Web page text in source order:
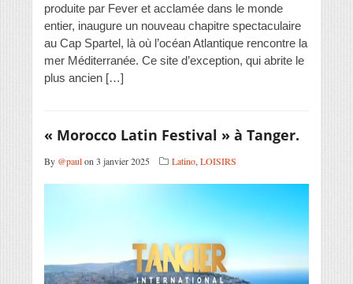
produite par Fever et acclamée dans le monde
entier, inaugure un nouveau chapitre spectaculaire
au Cap Spartel, là où l’océan Atlantique rencontre la
mer Méditerranée. Ce site d’exception, qui abrite le
plus ancien […]
« Morocco Latin Festival » à Tanger.
By @paulon 3 janvier 2025 Latino, LOISIRS